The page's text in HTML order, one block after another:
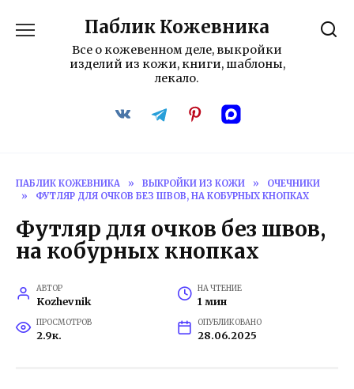
содержанию
Паблик Кожевника
Все о кожевенном деле, выкройки
изделий из кожи, книги, шаблоны,
лекало.
ПАБЛИК КОЖЕВНИКА » ВЫКРОЙКИ ИЗ КОЖИ »
ОЧЕЧНИКИ
»
ФУТЛЯР ДЛЯ ОЧКОВ БЕЗ ШВОВ, НА КОБУРНЫХ КНОПКАХ
Футляр для очков без швов,
на кобурных кнопках
АВТОР
Kozhevnik
НА ЧТЕНИЕ
1 мин
ПРОСМОТРОВ
2.9к.
ОПУБЛИКОВАНО
28.06.2025